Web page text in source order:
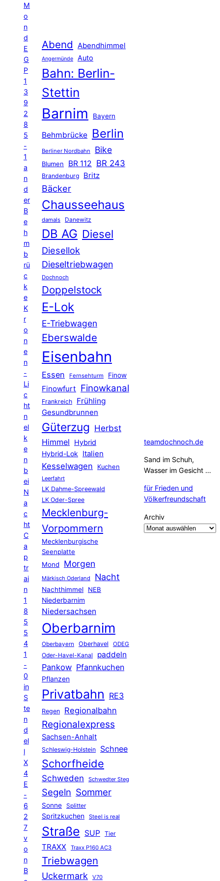
M
o
n
d
E
G
P
1
3
9
2
8
5
-
1
a
n
d
er
B
e
h
m
b
rü
c
k
e
K
r
o
n
e
n
-
Li
c
ht
n
el
k
e
n
b
ei
N
a
c
ht
C
a
p
tr
ai
n
1
8
5
5
4
1
-
0
in
S
te
n
d
el
l
X
4
E
-
6
2
7
v
o
n
B
Abend Abendhimmel
Angermünde Auto
Bahn: Berlin-
Stettin
Barnim Bayern
Behmbrücke Berlin
Berliner Nordbahn Bike
Blumen BR 112 BR 243
Brandenburg Britz
Bäcker
Chausseehaus
damals Danewitz
DB AG Diesel
Diesellok
Dieseltriebwagen
Dochnoch
Doppelstock
E-Lok
E-Triebwagen
Eberswalde
Eisenbahn
Essen Fernsehturm Finow
Finowfurt Finowkanal
Frankreich Frühling
Gesundbrunnen
Güterzug Herbst
Himmel
Hybrid
Hybrid-Lok Italien
Kesselwagen Kuchen
Leerfahrt
LK Dahme-Spreewald
LK Oder-Spree
Mecklenburg-
Vorpommern
Mecklenburgische
Seenplatte
Mond
Morgen
Märkisch Oderland Nacht
Nachthimmel
NEB
Niederbarnim
Niedersachsen
Oberbarnim
Oberbayern Oberhavel ODEG
Oder-Havel-Kanal paddeln
Pankow Pfannkuchen
Pflanzen
Privatbahn RE3
Regen Regionalbahn
Regionalexpress
Sachsen-Anhalt
Schleswig-Holstein Schnee
Schorfheide
Schweden Schwedter Steg
Segeln Sommer
Sonne Splitter
Spritzkuchen Steel is real
Straße SUP Tier
TRAXX Traxx P160 AC3
Triebwagen
Uckermark V70
teamdochnoch.de
Sand im Schuh,
Wasser im Gesicht …
für Frieden und
Völkerfreundschaft
Archiv